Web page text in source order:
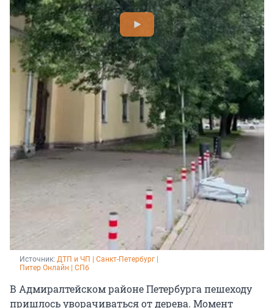
Источник: ДТП и ЧП | Санкт-Петербург |
Питер Онлайн | СПб
В Адмиралтейском районе Петербурга пешеходу
пришлось уворачиваться от дерева. Момент